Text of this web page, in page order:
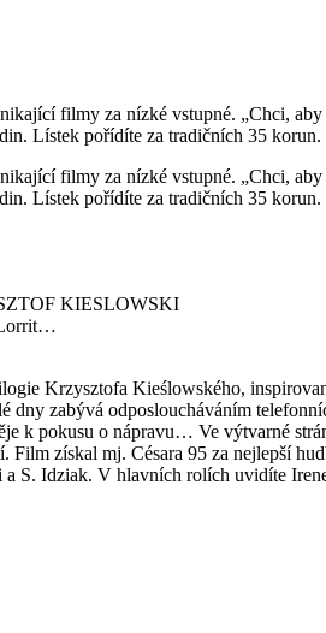
filmy za nízké vstupné. „Chci,
Lístek pořídíte za tradičních 35 korun.
filmy za nízké vstupné. „Chci,
Lístek pořídíte za tradičních 35 korun.
KIESLOWSKI
Lorrit…
Krzysztofa Kieślowského,
dny zabývá odposloucháváním
k pokusu o nápravu… Ve výtvarné
získal mj. Césara 95 za nejlepší
Idziak. V hlavních rolích uvidíte